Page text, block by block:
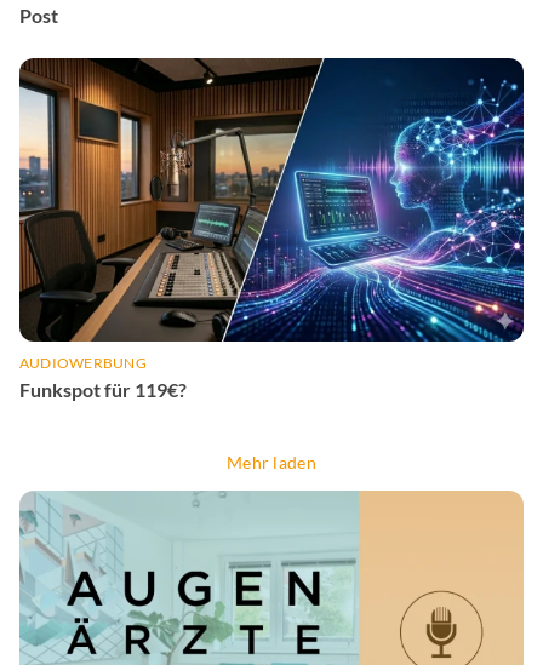
Post
AUDIOWERBUNG
Funkspot für 119€?
Mehr laden